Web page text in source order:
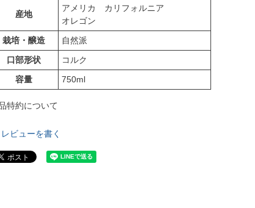
産地
アメリカ カリフォルニア
オレゴン
栽培・醸造
自然派
口部形状
コルク
容量
750ml
特約について
レビューを書く